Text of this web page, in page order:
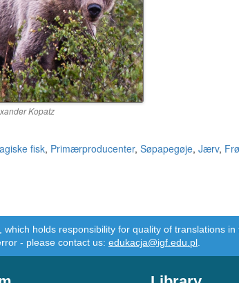
Kopatz
fisk, Primærproducenter, Søpapegøje, Jærv,
which holds responsibility for quality of translations
- please contact us: edukacja@igf.edu.pl